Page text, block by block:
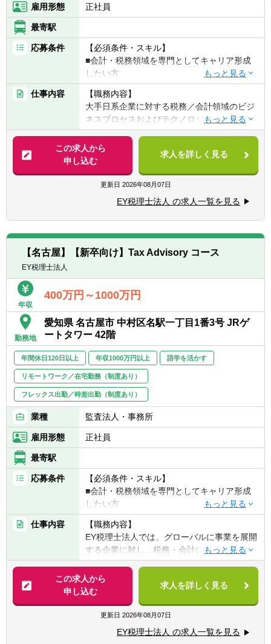
く話す読む書く」がビジネスレベルであるこ
スキル
（週3以上、自宅からテレワークしている税
理士もいます）
雇用形態 正社員
最寄駅
応募条件
【必須条件・スキル】
■会計・税務領域を専門としてキャリア形成
したい方
■ITスキルに興味・関心がある方
【歓迎条件・スキル】
■公認会計士試験の受験経験がある方
■会計事務所・税理士法人等でのインターン
経験がある方
■英語でのコミュニケーションに自信がある
方
■会計資格をお持ちの方（税理士、会計士、
USCPA、簿記など）
税務・会計の専門性とテクノロジーを掛け合
わせ、税務業務や組織の在り方そのものを進
業務プロセスやデータ、システムまで含めて
全体を捉え、「兆しをとらえ、未来をひら
く」変革を実現したい方に適したコースで
す。
新しいテクノロジーや業務改革に関心を持
ち、学び続けながら価値創出に挑戦できるこ
とが重要です。
税務・IT・ビジネスなど異なる専門性を持つ
メンバーとチーミングし、チームとして成果
を生み出せる方を歓迎します。
■税務・会計に関心を持ち、テクノロジーを
活用した業務変革に挑戦したい方
■業務プロセスやデータの流れを俯瞰し、課
■AI、RPA、BIなどの新しい技術に興味を持
ち、学び続けられる方
■専門の異なるメンバーと協働し、橋渡し役
として価値を発揮できる方
■現状にとどまらず、より良い税務の未来を
自ら考え、形にしていきたい方
仕事内容
【職務内容】
大手日系企業に対する税務／会計領域のビジ
ネスプロセスおよびテクノロジーコンサルテ
ィング
【具体的には】
■税務部門の戦略策定・グローバル税務ガバ
ナンス構築支援
■税務プロセス変革およびテクノロジー導入
（プロジェクト構想策定・PMOを含む）
■EPMソリューション（Tagetik等）導入支援
■Microsoftソリューション
（SharePoint/Power Platform等）導入支援
■税務ソリューションパッケージ
支援
■データ分析技術（機械学習・生成AI・ETLツ
ール・BIツール等）及びチャットボットの税
務プロセスへの導入・運用支援
この求人から
申し込む
求人を詳しく見る
更新日 2026年08月07日
EY税理士法人 の求人一覧を見る
【名古屋】【新卒向け】Tax Advisory コース
EY税理士法人
年収
400万円～1000万円
勤務地
愛知県 名古屋市 中村区名駅一丁目1番3号 JRゲ
ートタワー 42階
年間休日120日以上 年収1000万円以上 語学を活かす
リモートワーク／在宅勤務（制度あり）
フレックス出勤／時差出勤（制度あり）
業種 監査法人・事務所
雇用形態 正社員
最寄駅
応募条件
【必須条件・スキル】
■会計・税務領域を専門としてキャリア形成
したい方
【歓迎条件・スキル】
■英語でのコミュニケーションに自信がある
方
■税理士試験、公認会計士試験、USCPAなど
の学習経験がある方
■複雑な情報を整理し、論点を構造化して説
明できる方
■多様なメンバーと協働した経験がある方
仕事内容
【職務内容】
EY税理士法人では、グローバルに事業を展開
する企業に対し、税務・会計に関する課題を
総合的な視点から支援しています。
【具体的には】
■海外取引やM&A、組織再編等に伴う税務上
の課題に関する調査・分析業務
■国内外の税務ルールを踏まえた、企業の税
務リスク管理および最適化支援
この求人から
申し込む
求人を詳しく見る
更新日 2026年08月07日
EY税理士法人 の求人一覧を見る